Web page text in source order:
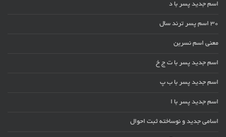
اسم جدید پسر با د
30 اسم پسر ترند سال
معنی اسم نسرین
اسم جدید پسر با ت ج خ
اسم جدید پسر با ب پ
اسم جدید پسر با ا
اسامی جدید و نوساخته ثبت احوال